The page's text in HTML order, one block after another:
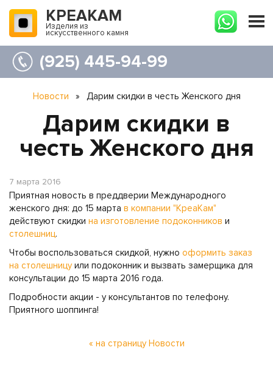
КРЕАКАМ
Изделия из
искусственного камня
(925) 445-94-99
Новости » Дарим скидки в честь Женского дня
Дарим скидки в
честь Женского дня
7 марта 2016
Приятная новость в преддверии Международного
женского дня: до 15 марта в компании "КреаКам"
действуют скидки на изготовление подоконников и
столешниц.
Чтобы воспользоваться скидкой, нужно оформить заказ
на столешницуили подоконник и вызвать замерщика для
консультации до 15 марта 2016 года.
Подробности акции - у консультантов по телефону.
Приятного шоппинга!
« на страницу Новости